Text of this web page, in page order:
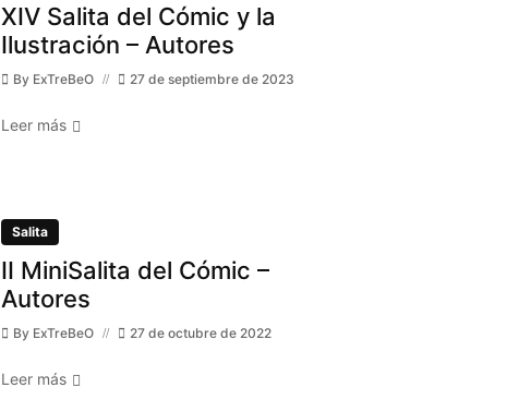
XIV Salita del Cómic y la
Ilustración – Autores
By ExTreBeO 27 de septiembre de 2023
Leer más
Salita
II MiniSalita del Cómic –
Autores
By ExTreBeO 27 de octubre de 2022
Leer más